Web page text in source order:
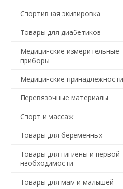
Спортивная экипировка
Товары для диабетиков
Медицинские измерительные
приборы
Медицинские принадлежности
Перевязочные материалы
Спорт и массаж
Товары для беременных
Товары для гигиены и первой
необходимости
Товары для мам и малышей